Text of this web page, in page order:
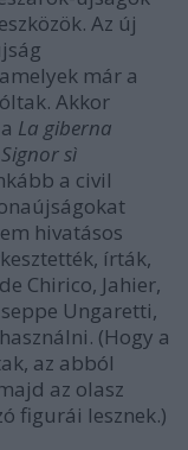
Az új
már a
Akkor
La giberna
Signor sì
a civil
hivatásos
írták,
Chirico, Jahier,
Ungaretti,
(Hogy a
az abból
az olasz
figurái lesznek.)